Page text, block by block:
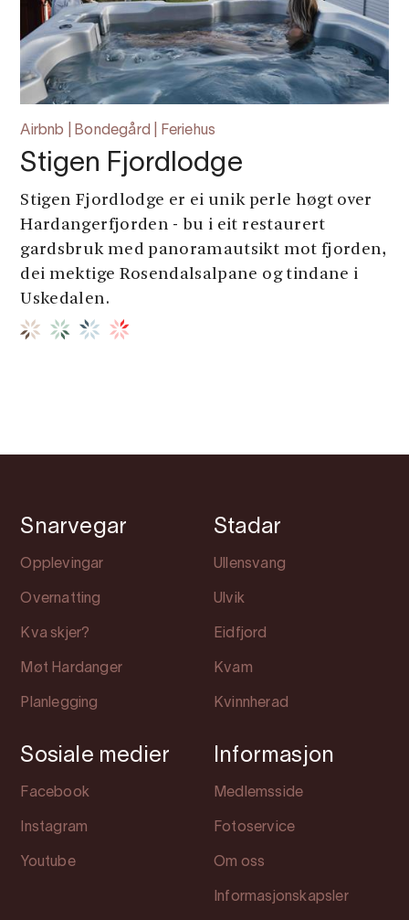
Airbnb | Bondegård | Feriehus
Stigen Fjordlodge
Stigen Fjordlodge er ei unik perle høgt over
Hardangerfjorden - bu i eit restaurert
gardsbruk med panoramautsikt mot fjorden,
dei mektige Rosendalsalpane og tindane i
Uskedalen.
Snarvegar
Opplevingar
Overnatting
Kva skjer?
Møt Hardanger
Planlegging
Stadar
Ullensvang
Ulvik
Eidfjord
Kvam
Kvinnherad
Sosiale medier
Facebook
Instagram
Youtube
Informasjon
Medlemsside
Fotoservice
Om oss
Informasjonskapsler